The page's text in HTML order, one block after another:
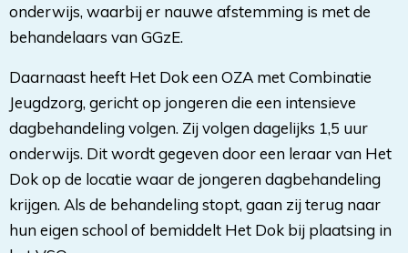
onderwijs, waarbij er nauwe afstemming is met de
behandelaars van GGzE.
Daarnaast heeft Het Dok een OZA met Combinatie
Jeugdzorg, gericht op jongeren die een intensieve
dagbehandeling volgen. Zij volgen dagelijks 1,5 uur
onderwijs. Dit wordt gegeven door een leraar van Het
Dok op de locatie waar de jongeren dagbehandeling
krijgen. Als de behandeling stopt, gaan zij terug naar
hun eigen school of bemiddelt Het Dok bij plaatsing in